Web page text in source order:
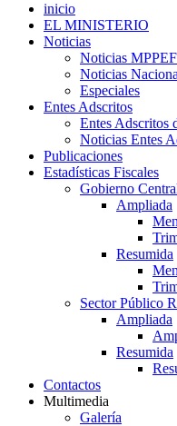
inicio
EL MINISTERIO
Noticias
Noticias MPPEF
Noticias
Especiales
Entes Adscritos
Entes Adscritos
Noticias Entes
Publicaciones
Estadísticas Fiscales
Gobierno
Ampliada
Resumida
Sector Público
Ampliada
Resumida
Contactos
Multimedia
Galería